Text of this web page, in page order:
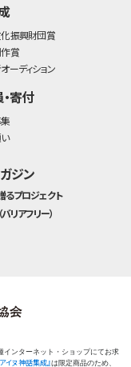
振興財団賞
賞
ーディション
寄付
ジン
るプロジェクト
リアフリー）
ンターネット・ショップにてお求
アイヌ神話集成』は限定商品のため、